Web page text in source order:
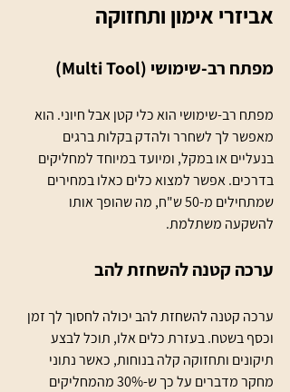
אביזרי אימון ותחזוקה
מפתח רב-שימושי (Multi Tool)
מפתח רב-שימושי הוא כלי קטן אבל חיוני. הוא
מאפשר לך לשחרר ולהדק בקלות ברגים
בנעליים או במקל, ומיועד במיוחד למחליקים
בדרכים. אפשר למצוא כלים כאלו במחירים
שמתחילים מ-50 ש"ח, מה שהופך אותו
להשקעה משתלמת.
ערכה קטנה להשחזת להב
ערכה קטנה להשחזת להב יכולה לחסוך לך זמן
וכסף בשטח. בעזרת כלים אלו, תוכל לבצע
תיקונים ותחזוקה קלה בנוחות, כאשר נתוני
מחקר מדברים על כך ש-30% מהמחליקים